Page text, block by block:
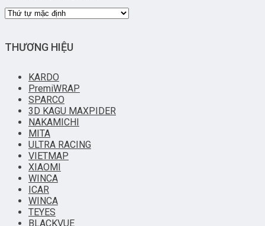
THƯƠNG HIỆU
KARDO
PremiWRAP
SPARCO
3D KAGU MAXPIDER
NAKAMICHI
MITA
ULTRA RACING
VIETMAP
XIAOMI
WINCA
ICAR
WINCA
TEYES
BLACKVUE